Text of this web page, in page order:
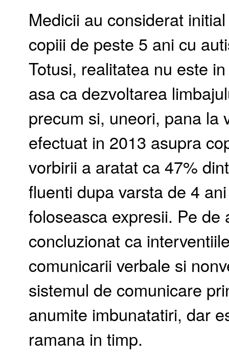
Medicii au considerat
copiii de peste 5 ani cu
Totusi, realitatea nu este
asa ca dezvoltarea
precum si, uneori, pana la
efectuat in 2013 asupra
vorbirii a aratat ca 47%
fluenti dupa varsta de 4
foloseasca expresii. Pe
concluzionat ca
comunicarii verbale si
sistemul de comunicare
anumite imbunatatiri, dar
ramana in timp.